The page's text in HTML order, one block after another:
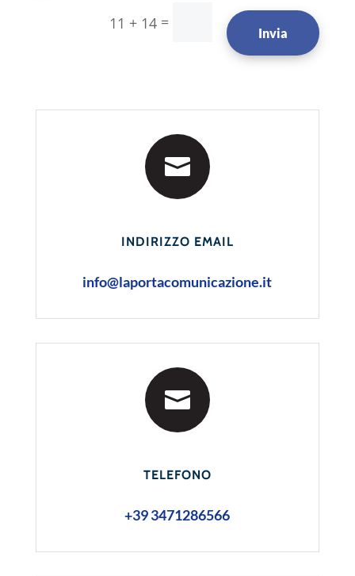
11 + 14 =
Invia

INDIRIZZO EMAIL
info@laportacomunicazione.it

TELEFONO
+39 3471286566